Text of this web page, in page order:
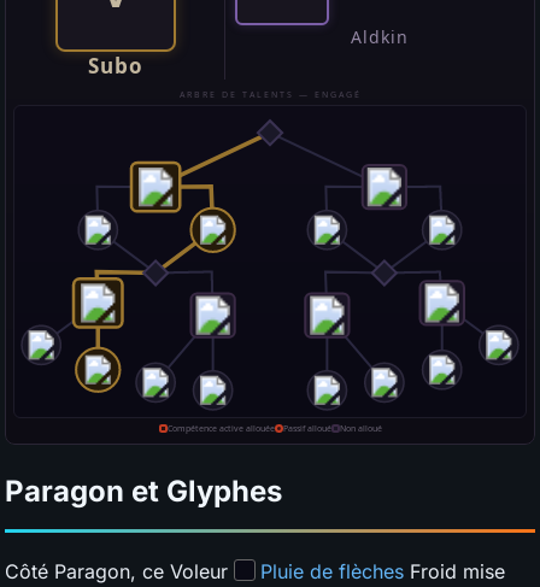
Paragon et Glyphes
Côté Paragon, ce Voleur Pluie de flèches Froid mise